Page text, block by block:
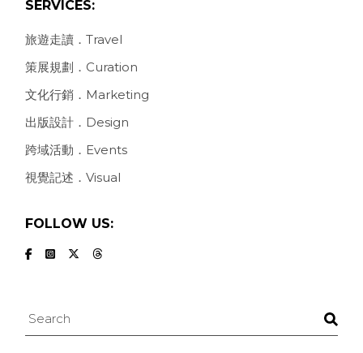
SERVICES:
旅遊走讀．Travel
策展規劃．Curation
文化行銷．Marketing
出版設計．Design
跨域活動．Events
視覺記述．Visual
FOLLOW US:
Search